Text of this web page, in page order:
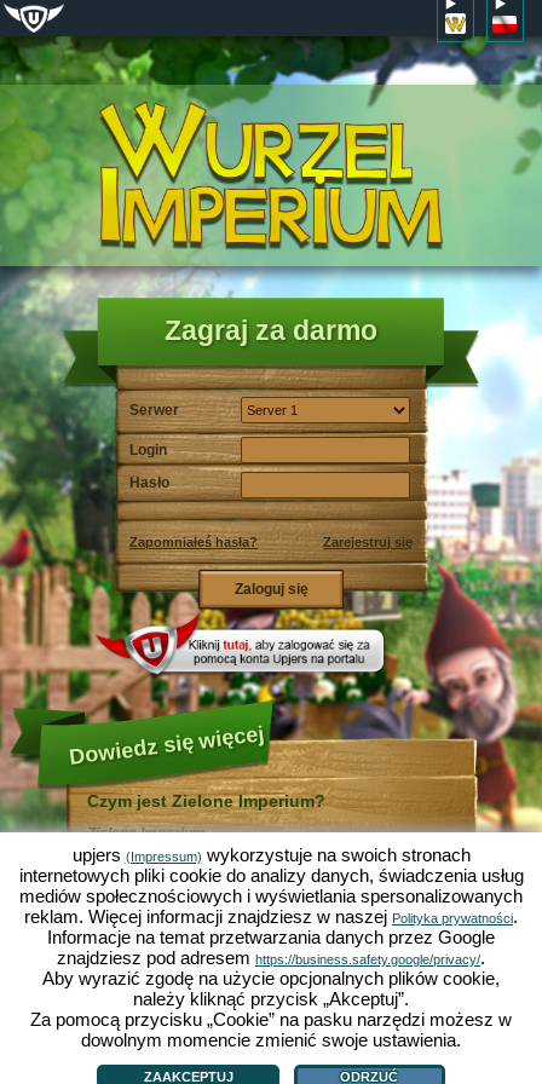
Zagraj za darmo
Serwer
Login
Hasło
Zapomniałeś hasła? Zarejestruj się
Dowiedz się więcej
Czym jest Zielone Imperium?
Zielone Imperium ...
... jest zabawną symulacją ekonomiczną, w której
wszystko odbywa się w mikrokosmosie ogrodu. Jako
bezpłatna gra online działa całkowicie w Twojej
przeglądarce bez konieczności jej instalowania i
pomocy dodatkowego oprogramowania!
Zlecając pracę skrzętnym krasnalom ogrodowym
będziesz mógł stworzyć swój własny mały Rajski
Ogród. Siać, sadzić, zbierać plony, handlować z innymi
graczami, czy też ulepszać metody uprawy? Sałata,
marchewka, truskawki, szpinak czy też cebula? Zależy
od Ciebie, które warzywa, kwiaty lub owoce chcesz
uprawiać. Odwiedź przyjazne miastaZieloną Dolinęi
Działkowo
, by handlować z innymi graczami, kupować
nowe rośliny i ozdoby do Twojego ogrodu, a także
Czym jest Zielone Imperium? |Historia|ZI oferuje|Zasady gry|
Zarządzaj ciasteczkami
upjers (Impressum) wykorzystuje na swoich stronach
internetowych pliki cookie do analizy danych, świadczenia usług
mediów społecznościowych i wyświetlania spersonalizowanych
reklam. Więcej informacji znajdziesz w naszej Polityka prywatności.
Informacje na temat przetwarzania danych przez Google
znajdziesz pod adresem https://business.safety.google/privacy/.
Aby wyrazić zgodę na użycie opcjonalnych plików cookie,
należy kliknąć przycisk „Akceptuj”.
Za pomocą przycisku „Cookie” na pasku narzędzi możesz w
dowolnym momencie zmienić swoje ustawienia.
ZAAKCEPTUJ ODRZUĆ